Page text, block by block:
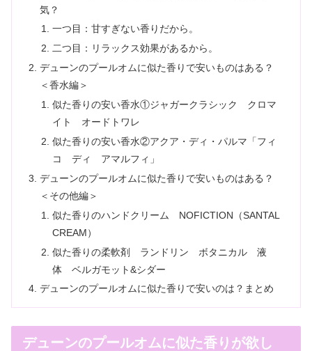
気？
一つ目：甘すぎない香りだから。
二つ目：リラックス効果があるから。
デューンのプールオムに似た香りで安いものはある？
＜香水編＞
似た香りの安い香水①ジャガークラシック クロマ
イト オードトワレ
似た香りの安い香水②アクア・ディ・パルマ「フィ
コ ディ アマルフィ」
デューンのプールオムに似た香りで安いものはある？
＜その他編＞
似た香りのハンドクリーム NOFICTION（SANTAL
CREAM）
似た香りの柔軟剤 ランドリン ボタニカル 液
体 ベルガモット&シダー
デューンのプールオムに似た香りで安いのは？まとめ
デューンのプールオムに似た香りが欲し